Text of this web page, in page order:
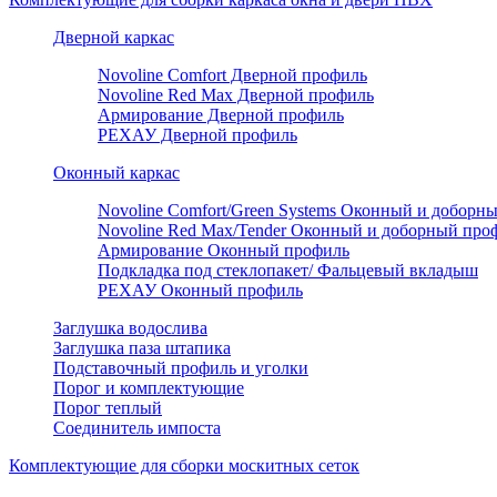
Дверной каркас
Novoline Comfort Дверной профиль
Novoline Red Мax Дверной профиль
Армирование Дверной профиль
РЕХАУ Дверной профиль
Оконный каркас
Novoline Comfort/Green Systems Оконный и
Novoline Red Max/Tender Оконный и доборный
Армирование Оконный профиль
Подкладка под стеклопакет/ Фальцевый вкладыш
РЕХАУ Оконный профиль
Заглушка водослива
Заглушка паза штапика
Подставочный профиль и уголки
Порог и комплектующие
Порог теплый
Соединитель импоста
Комплектующие для сборки москитных сеток